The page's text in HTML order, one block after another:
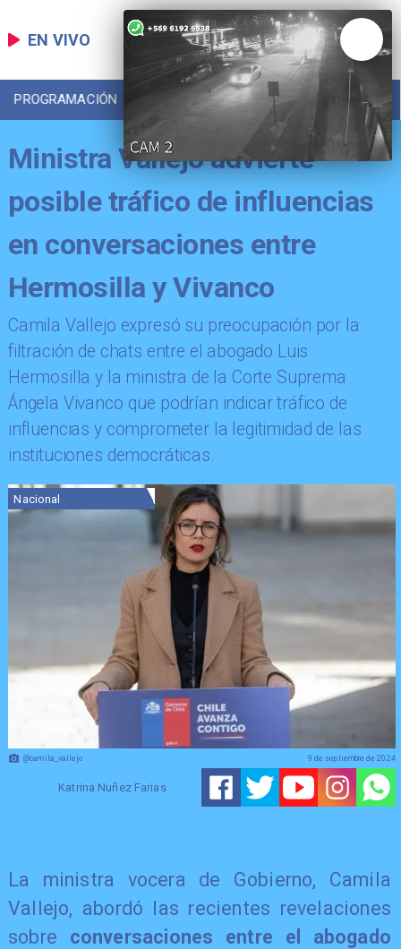
EN VIVO
PROGRAMACIÓN LOCAL DEPORTES
Ministra Vallejo advierte
posible tráfico de influencias
en conversaciones entre
Hermosilla y Vivanco
Camila Vallejo expresó su preocupación por la
filtración de chats entre el abogado Luis
Hermosilla y la ministra de la Corte Suprema
Ángela Vivanco que podrían indicar tráfico de
influencias y comprometer la legitimidad de las
instituciones democráticas.
@camila_vallejo
Nacional
Katrina Nuñez Farias
9 de septiembre de 2024
La ministra vocera de Gobierno, Camila
Vallejo, abordó las recientes revelaciones
sobre conversaciones entre el abogado